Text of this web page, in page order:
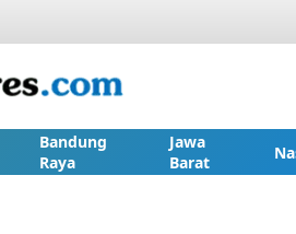
Bandung
Raya
Jawa
Barat